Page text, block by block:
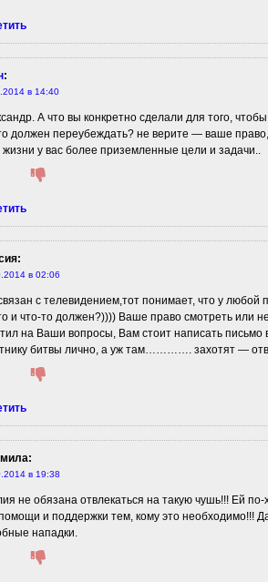
:
в 14:40
А что вы конкретно сделали для того,
должен переубеждать? не верите — ваше
жизни у вас более приземленные цели и задачи..
:
в 02:06
с телевидением,тот понимает, что у
и что-то должен?)))) Ваше право смотреть или
на Ваши вопросы, Вам стоит написать
битвы лично, а уж там…………. захотят —
:
в 19:38
не обязана отвлекаться на такую чушь!!! Ей
и поддержки тем, кому это необходимо!!!
нападки.